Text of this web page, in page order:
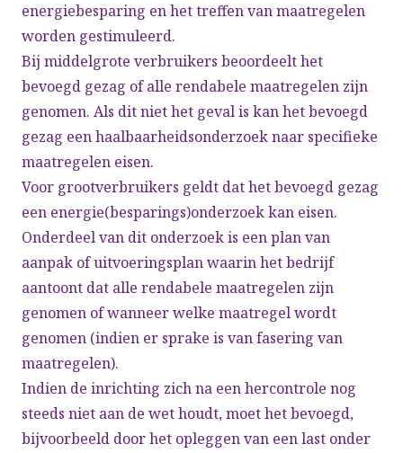
energiebesparing en het treffen van maatregelen
worden gestimuleerd.
Bij middelgrote verbruikers beoordeelt het
bevoegd gezag of alle rendabele maatregelen zijn
genomen. Als dit niet het geval is kan het bevoegd
gezag een haalbaarheidsonderzoek naar specifieke
maatregelen eisen.
Voor grootverbruikers geldt dat het bevoegd gezag
een energie(besparings)onderzoek kan eisen.
Onderdeel van dit onderzoek is een plan van
aanpak of uitvoeringsplan waarin het bedrijf
aantoont dat alle rendabele maatregelen zijn
genomen of wanneer welke maatregel wordt
genomen (indien er sprake is van fasering van
maatregelen).
Indien de inrichting zich na een hercontrole nog
steeds niet aan de wet houdt, moet het bevoegd,
bijvoorbeeld door het opleggen van een last onder